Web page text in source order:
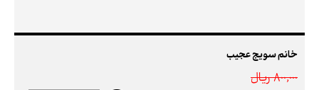
خانم سویج عجیب
800,000 ريال